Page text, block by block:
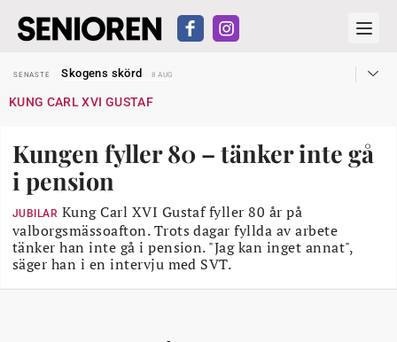
SENASTE
Skogens skörd
8 AUG
SENASTE
Reform för äldre kan bli slag i luften
SENASTE
Snart kan telefonförsäljning förbjudas i Sverige
29 JUL
SENASTE
Hyror rusar ifrån äldres bostadstillägg
28 JUL
SENASTE
Skogens skörd
KUNG CARL XVI GUSTAF
Kungen fyller 80 – tänker inte gå
i pension
JUBILAR Kung Carl XVI Gustaf fyller 80 år på
valborgsmässoafton. Trots dagar fyllda av arbete
tänker han inte gå i pension. "Jag kan inget annat",
säger han i en intervju med SVT.